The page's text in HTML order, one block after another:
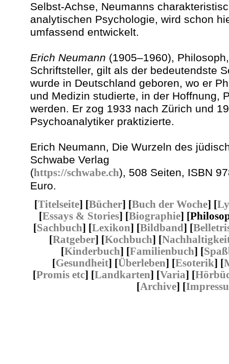
Selbst-Achse, Neumanns
analytischen Psychologie, wird schon
umfassend entwickelt.
Erich Neumann (1905–1960),
Schriftsteller, gilt als der bedeutendste
wurde in Deutschland geboren, wo er
und Medizin studierte, in der Hoffnung,
werden. Er zog 1933 nach Zürich und
Psychoanalytiker praktizierte.
Erich Neumann, Die Wurzeln des
Schwabe Verlag
(https://schwabe.ch), 508 Seiten, ISBN
Euro.
[Titelseite] [Bücher] [Buch der Woche] [
[Essays & Stories] [Biographie]
[Sachbuch] [Lexikon] [Bildband] [
[Ratgeber] [Kochbuch] [
[Kinderbuch] [Familienbuch] [
[Gesundheit] [Überleben] [Esoterik] [
[Promis etc] [Landkarten] [Varia] [
[Archive] [